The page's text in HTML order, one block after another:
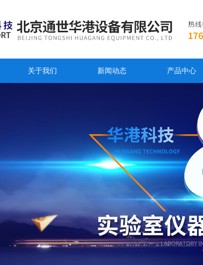
关于我们 新闻动态 产品中心